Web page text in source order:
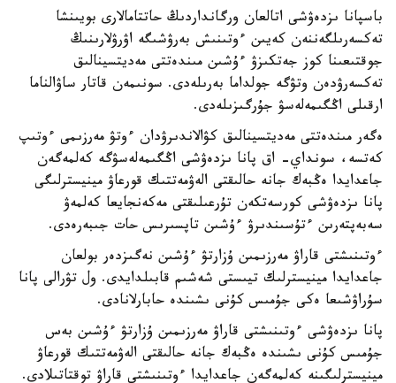
باسپانا ىزدەۋشى اتالعان ورگانداردىڭ حاتتامالارى بويىنشا
تەكسەرىلگەننەن كەيىن ءوتىنىش بەرۋشىگە اۋرۋلارىنىڭ
جوقتىعىنا كوز جەتكىزۋ ءۇشىن مىندەتتى مەديتسينالىق
تەكسەرۋدەن وتۋگە جولداما بەرىلەدى. سونىمەن قاتار ساۋالناما
ارقىلى اڭگىمەلەسۋ جۇرگىزىلەدى.
ەگەر مىندەتتى مەديتسينالىق كۋالاندىرۋدان ءوتۋ مەرزىمى ءوتىپ
كەتسە، سونداي- اق پانا ىزدەۋشى اڭگىمەلەسۋگە كەلمەگەن
جاعدايدا ەڭبەك جانە حالىقتى الەۋمەتتىك قورعاۋ مينيسترلىگى
پانا ىزدەۋشى كورسەتكەن تۇرعىلىقتى مەكەنجايعا كەلمەۋ
سەبەپتەرىن ءتۇسىندىرۋ ءۇشىن تاپسىرىس حات جىبەرەدى.
ءوتىنىشتى قاراۋ مەرزىمىن ۇزارتۋ ءۇشىن نەگىزدەر بولعان
جاعدايدا مينيسترلىك تيىستى شەشىم قابىلدايدى. ول تۋرالى پانا
سۇراۋشىعا ەكى جۇمىس كۇنى ىشىندە حابارلانادى.
پانا ىزدەۋشى ءوتىنىشتى قاراۋ مەرزىمىن ۇزارتۋ ءۇشىن بەس
جۇمىس كۇنى ىشىندە ەڭبەك جانە حالىقتى الەۋمەتتىك قورعاۋ
مينيسترلىگىنە كەلمەگەن جاعدايدا ءوتىنىشتى قاراۋ توقتاتىلادى.